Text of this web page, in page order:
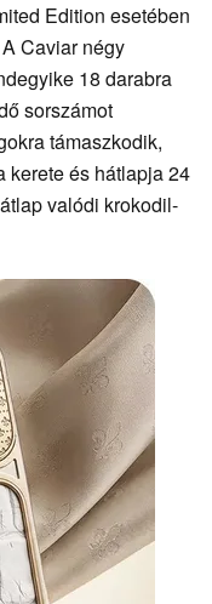
Edition esetében
Caviar négy
18 darabra
sorszámot
támaszkodik,
kerete és hátlapja 24
valódi krokodil-